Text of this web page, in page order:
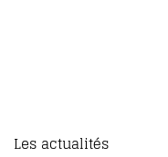
Les actualités